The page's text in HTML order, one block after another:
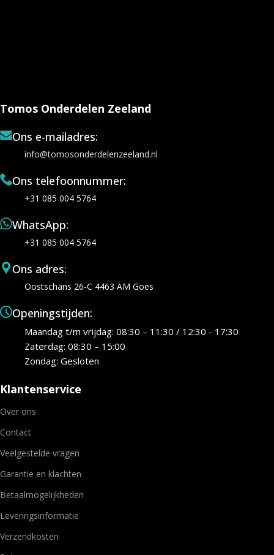
Tomos Onderdelen Zeeland
Ons e-mailadres:
info@tomosonderdelenzeeland.nl
Ons telefoonnummer:
+31 085 004 5764
WhatsApp:
+31 085 004 5764
Ons adres:
Oostschans 26-C 4463 AM Goes
Openingstijden:
Maandag t/m vrijdag: 08:30 – 11:30 / 12:30 - 17:30
Zaterdag: 08:30 – 15:00
Zondag: Gesloten
Klantenservice
Over ons
Contact
Veelgestelde vragen
Garantie en klachten
Betaalmogelijkheden
Leveringsinformatie
Verzendkosten